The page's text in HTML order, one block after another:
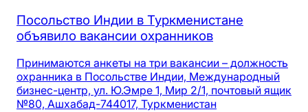
Посольство Индии в Туркменистане
объявило вакансии охранников
Принимаются анкеты на три вакансии – должность
охранника в Посольстве Индии, Международный
бизнес-центр, ул. Ю.Эмре 1, Мир 2/1, почтовый ящик
№80, Ашхабад-744017, Туркменистан